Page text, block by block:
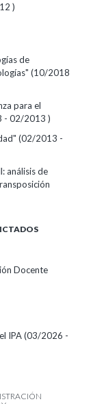
)
de
(10/2018
para el
- 02/2013 )
(02/2013 -
análisis de
Docente
IPA (03/2026 -